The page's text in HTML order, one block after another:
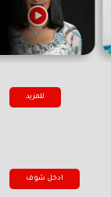
للمزيد
ادخل شوف